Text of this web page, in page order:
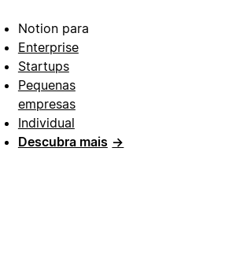
Notion para
Enterprise
Startups
Pequenas
empresas
Individual
Descubra mais →